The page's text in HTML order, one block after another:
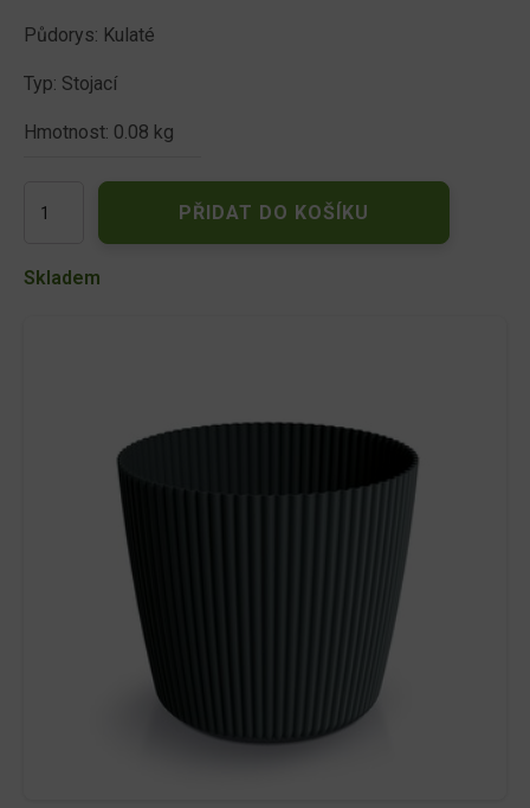
Půdorys: Kulaté
Typ: Stojací
Hmotnost: 0.08 kg
446U
MILLY
PŘIDAT DO KOŠÍKU
Skladem